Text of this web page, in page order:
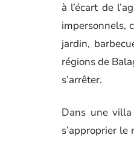
à l’écart de
impersonnels,
jardin,
régions de
s’arrêter.
Dans une villa
s’approprier